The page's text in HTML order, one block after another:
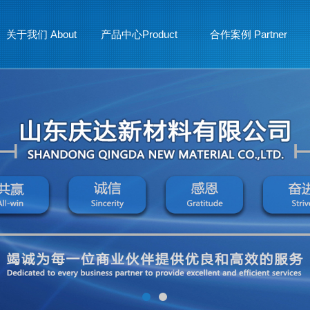
关于我们 About 产品中心Product 合作案例 Partner